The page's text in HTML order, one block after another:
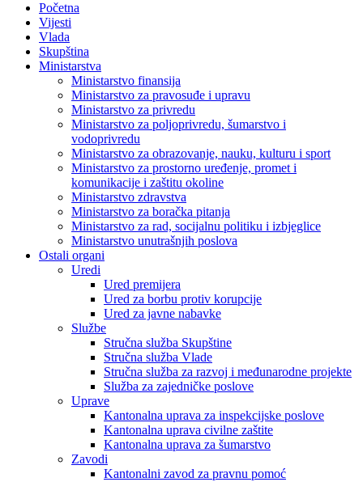
Početna
Vijesti
Vlada
Skupština
Ministarstva
Ministarstvo finansija
Ministarstvo za pravosuđe i upravu
Ministarstvo za privredu
Ministarstvo za poljoprivredu, šumarstvo i
vodoprivredu
Ministarstvo za obrazovanje, nauku, kulturu i sport
Ministarstvo za prostorno uređenje, promet i
komunikacije i zaštitu okoline
Ministarstvo zdravstva
Ministarstvo za boračka pitanja
Ministarstvo za rad, socijalnu politiku i izbjeglice
Ministarstvo unutrašnjih poslova
Ostali organi
Uredi
Ured premijera
Ured za borbu protiv korupcije
Ured za javne nabavke
Službe
Stručna služba Skupštine
Stručna služba Vlade
Stručna služba za razvoj i međunarodne projekte
Služba za zajedničke poslove
Uprave
Kantonalna uprava za inspekcijske poslove
Kantonalna uprava civilne zaštite
Kantonalna uprava za šumarstvo
Zavodi
Kantonalni zavod za pravnu pomoć